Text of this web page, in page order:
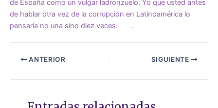
de España como un vulgar ladronzuelo. Yo que usted antes
de hablar otra vez de la corrupción en Latinoamérica lo
pensaría no una sino diez veces. .
ANTERIOR SIGUIENTE